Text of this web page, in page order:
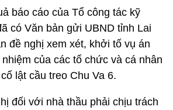
báo cáo của Tổ công tác kỹ
có Văn bản gửi UBND tỉnh Lai
đề nghị xem xét, khởi tố vụ án
của các tổ chức và cá nhân
lật cầu treo Chu Va 6.
đối với nhà thầu phải chịu trách